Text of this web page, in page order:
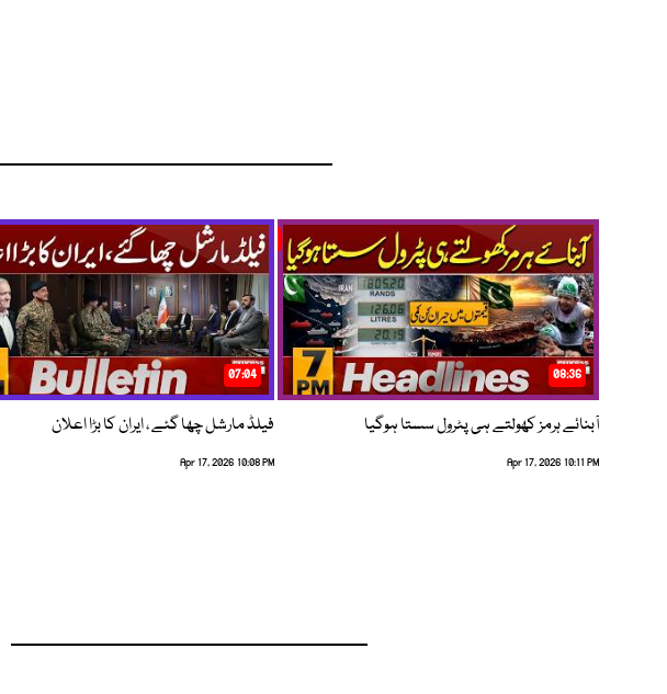
08:36
آبنائے ہرمز کھولتے ہی پٹرول سستا ہوگیا
Apr 17, 2026 10:11 PM
07:04
فیلڈ مارشل چھا گئے ، ایران کا بڑا اعلان
Apr 17, 2026 10:08 PM